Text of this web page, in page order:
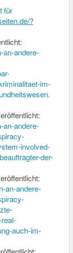
für
?
an-andere-
im-
an-andere-
involved-
der-
an-andere-
auch-im-